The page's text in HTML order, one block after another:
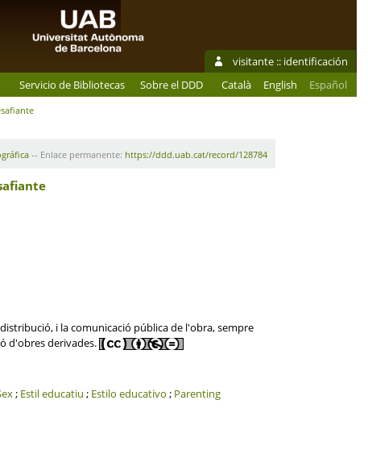
visitante :: identificación
Servicio de Bibliotecas Sobre el DDD Català English Español
-- Enlace permanente: https://ddd.uab.cat/record/128784
i la comunicació pública de l'obra, sempre
d'obres derivades.
; Estil educatiu ; Estilo educativo ; Parenting